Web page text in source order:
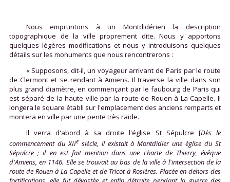
Nous empruntons à un Montdidérien la description
topographique de la ville proprement dite. Nous y apportons
quelques légères modifications et nous y introduisons quelques
détails sur les monuments que nous rencontrerons :
« Supposons, dit-il, un voyageur arrivant de Paris par le route
de Clermont et se rendant à Amiens. Il traverse la ville dans son
plus grand diamètre, en commençant par le faubourg de Paris qui
est séparé de la haute ville par la route de Rouen à La Capelle. Il
longera le square établi sur l'emplacement des anciens remparts et
montera en ville par une pente très raide.
Il verra d'abord à sa droite l'église St Sépulcre [Dès le
commencement du XIIesiècle, il existait à Montdidier une église du St
Sépulcre ; il en est fait mention dans une charte de Thierry, évêque
d'Amiens, en 1146. Elle se trouvait au bas de la ville à l'intersection de la
route de Rouen à La Capelle et de Tricot à Rosières. Placée en dehors des